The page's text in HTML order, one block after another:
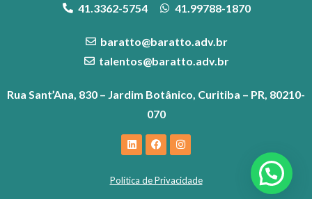
41.3362-5754 41.99788-1870
baratto@baratto.adv.br
talentos@baratto.adv.br
Rua Sant’Ana, 830 – Jardim Botânico, Curitiba – PR, 80210-
070
Política de Privacidade